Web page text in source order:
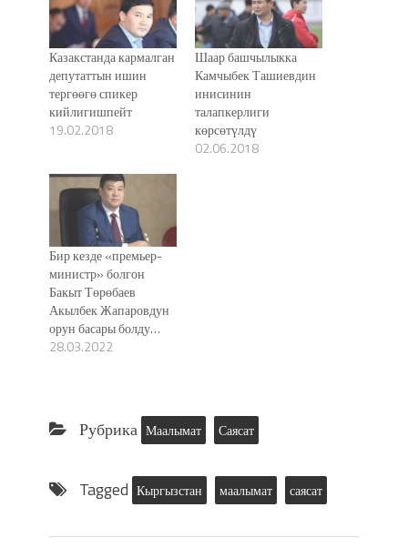
Казакстанда кармалган
депутаттын ишин
тергөөгө спикер
кийлигишпейт
19.02.2018
Шаар башчылыкка
Камчыбек Ташиевдин
инисинин
талапкерлиги
көрсөтүлдү
02.06.2018
Бир кезде «премьер-
министр» болгон
Бакыт Төрөбаев
Акылбек Жапаровдун
орун басары болду…
28.03.2022
Рубрика Маалымат Саясат
Tagged Кыргызстан маалымат саясат